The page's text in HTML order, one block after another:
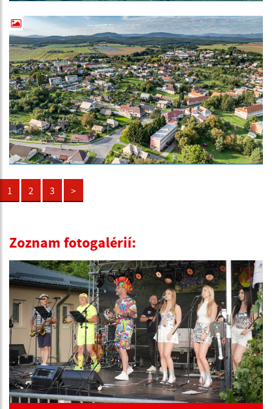
1 2 3 >
Zoznam fotogalérií: